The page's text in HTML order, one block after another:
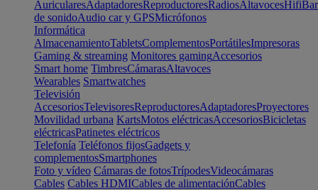
AuricularesAdaptadoresReproductoresRadiosAltavocesHifi
de sonidoAudio car y GPSMicrófonos
Informática
AlmacenamientoTabletsComplementosPortátilesImpresoras
Gaming & streaming Monitores gamingAccesorios
Smart home TimbresCámarasAltavoces
Wearables Smartwatches
Televisión
AccesoriosTelevisoresReproductoresAdaptadoresProyectores
Movilidad urbana KartsMotos eléctricasAccesoriosBicicletas
eléctricasPatinetes eléctricos
Telefonía Teléfonos fijosGadgets y
complementosSmartphones
Foto y vídeo Cámaras de fotosTrípodesVideocámaras
Cables Cables HDMICables de alimentaciónCables